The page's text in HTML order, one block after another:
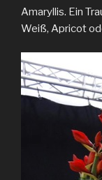
Amaryllis. Ein
Weiß, Apricot